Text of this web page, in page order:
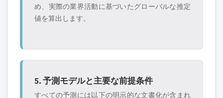
め、実際の業界活動に基づいたグローバルな推定
値を算出します。
5. 予測モデルと主要な前提条件
すべての予測には以下の明示的な文書化が含まれ